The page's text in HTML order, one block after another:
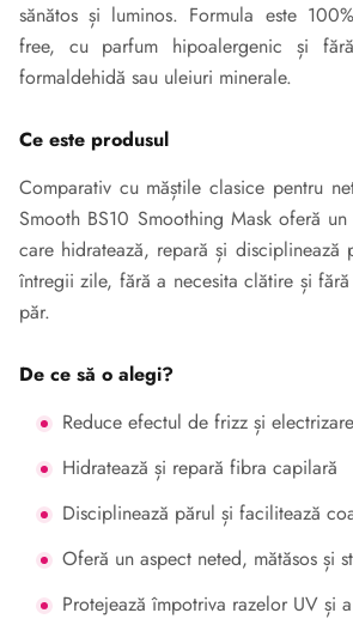
sănătos și luminos. Formula este
free, cu parfum hipoalergenic și
formaldehidă sau uleiuri minerale.
Ce este produsul
Comparativ cu măștile clasice pentru
Smooth BS10 Smoothing Mask oferă un
care hidratează, repară și disciplinează
întregii zile, fără a necesita clătire și
păr.
De ce să o alegi?
Reduce efectul de frizz și
Hidratează și repară fibra capilară
Disciplinează părul și facilitează
Oferă un aspect neted, mătăsos și
Protejează împotriva razelor UV și